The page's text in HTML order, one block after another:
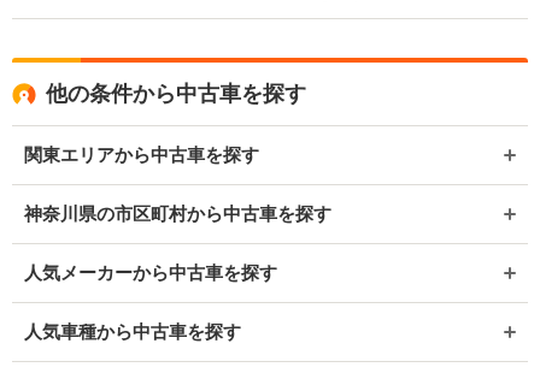
他の条件から中古車を探す
関東エリアから中古車を探す
神奈川県の市区町村から中古車を探す
人気メーカーから中古車を探す
人気車種から中古車を探す